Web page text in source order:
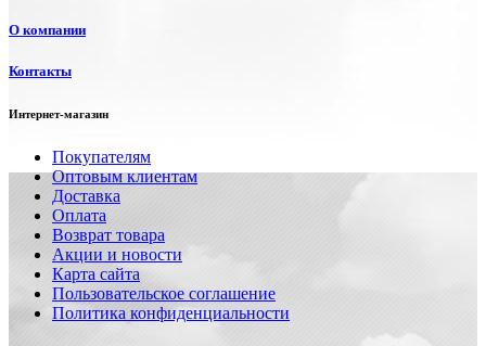
О компании
Контакты
Интернет-магазин
Покупателям
Оптовым клиентам
Доставка
Оплата
Возврат товара
Акции и новости
Карта сайта
Пользовательское соглашение
Политика конфиденциальности